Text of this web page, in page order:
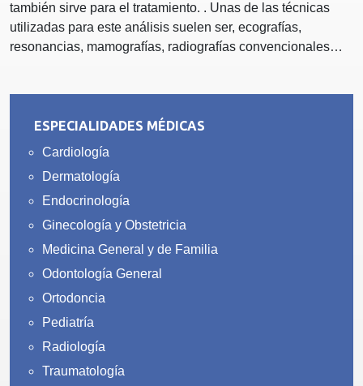
también sirve para el tratamiento. . Unas de las técnicas
utilizadas para este análisis suelen ser, ecografías,
resonancias, mamografías, radiografías convencionales…
ESPECIALIDADES MÉDICAS
Cardiología
Dermatología
Endocrinología
Ginecología y Obstetricia
Medicina General y de Familia
Odontología General
Ortodoncia
Pediatría
Radiología
Traumatología